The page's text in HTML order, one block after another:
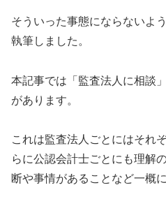
そういった事態にならないよ
執筆しました。
本記事では「監査法人に相談
があります。
これは監査法人ごとにはそれ
らに公認会計士ごとにも理解
断や事情があることなど一概